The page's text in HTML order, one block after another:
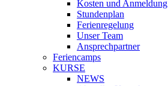
Kosten und Anmeldung
Stundenplan
Ferienregelung
Unser Team
Ansprechpartner
Feriencamps
KURSE
NEWS